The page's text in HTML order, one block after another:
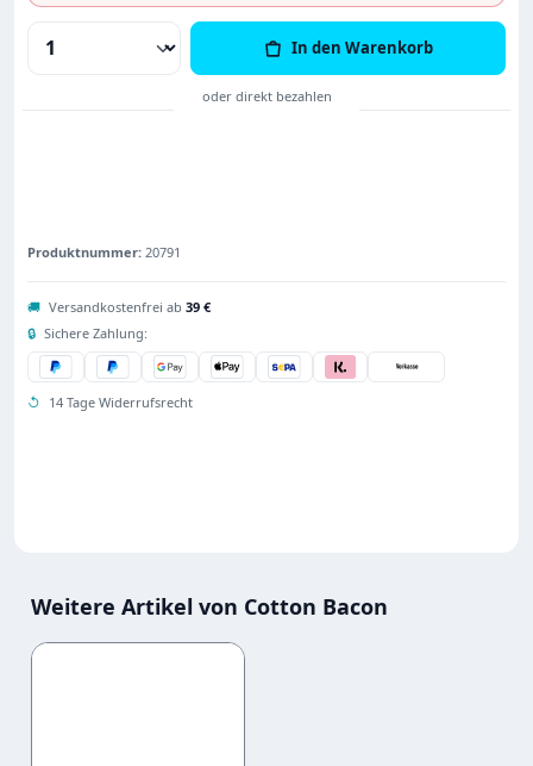
Produkt Anzahl: Gib den gewünschten
In den Warenkorb
Produktnummer: 20791
🚚 Versandkostenfrei ab 39 €
🔒 Sichere Zahlung:
↺ 14 Tage Widerrufsrecht
Weitere Artikel von Cotton Bacon
Produktgalerie überspringen